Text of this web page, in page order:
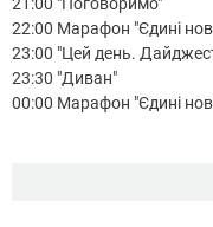
22:00 Марафон "Єдині
23:00 "Цей день.
23:30 "Диван"
00:00 Марафон "Єдині